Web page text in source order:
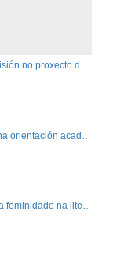
O cuidado e a provisión no proxecto docente universitario
A representación da feminidade na literatura infantil. Unha análise do contido